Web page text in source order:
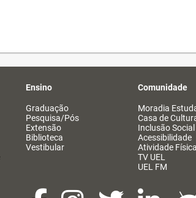
Ensino
Graduação
Pesquisa/Pós
Extensão
Biblioteca
Vestibular
Comunidade
Moradia
Casa de
Inclusão Social
Acessibilidade
Atividade Física
TV UEL
UEL FM